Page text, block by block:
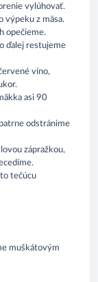
vylúhovať.
výpeku z mäsa.
opečieme.
ďalej restujeme
víno,
asi 90
odstránime
zápražkou,
tečúcu
muškátovým